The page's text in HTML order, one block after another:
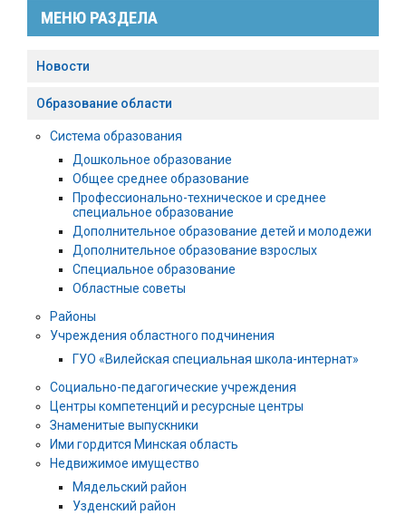
МЕНЮ РАЗДЕЛА
Новости
Образование области
Система образования
Дошкольное образование
Общее среднее образование
Профессионально-техническое и среднее
специальное образование
Дополнительное образование детей и молодежи
Дополнительное образование взрослых
Специальное образование
Областные советы
Районы
Учреждения областного подчинения
ГУО «Вилейская специальная школа-интернат»
Социально-педагогические учреждения
Центры компетенций и ресурсные центры
Знаменитые выпускники
Ими гордится Минская область
Недвижимое имущество
Мядельский район
Узденский район